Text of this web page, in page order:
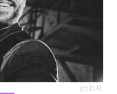
(c) D.R.